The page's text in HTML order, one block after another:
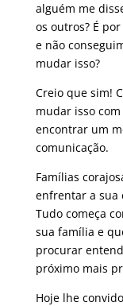
alguém me
os outros? É
e não
mudar isso?
Creio que sim!
mudar isso
encontrar um
comunicação.
Famílias
enfrentar a sua
Tudo começa
sua família e
procurar
próximo mais
Hoje lhe